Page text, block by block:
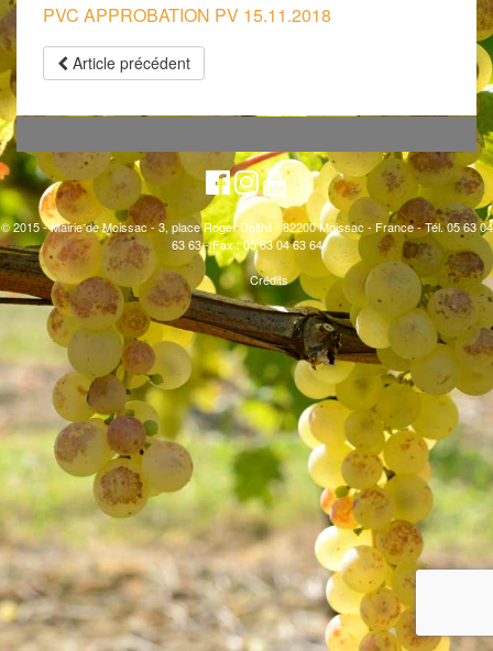
PVC APPROBATION PV 15.11.2018
Article précédent
© 2015 - Mairie de Moissac - 3, place Roger Delthil - 82200 Moissac - France - Tél. 05 63 04
63 63 - Fax : 05 63 04 63 64
Crédits